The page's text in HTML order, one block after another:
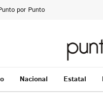
por Punto
Nacional Estatal